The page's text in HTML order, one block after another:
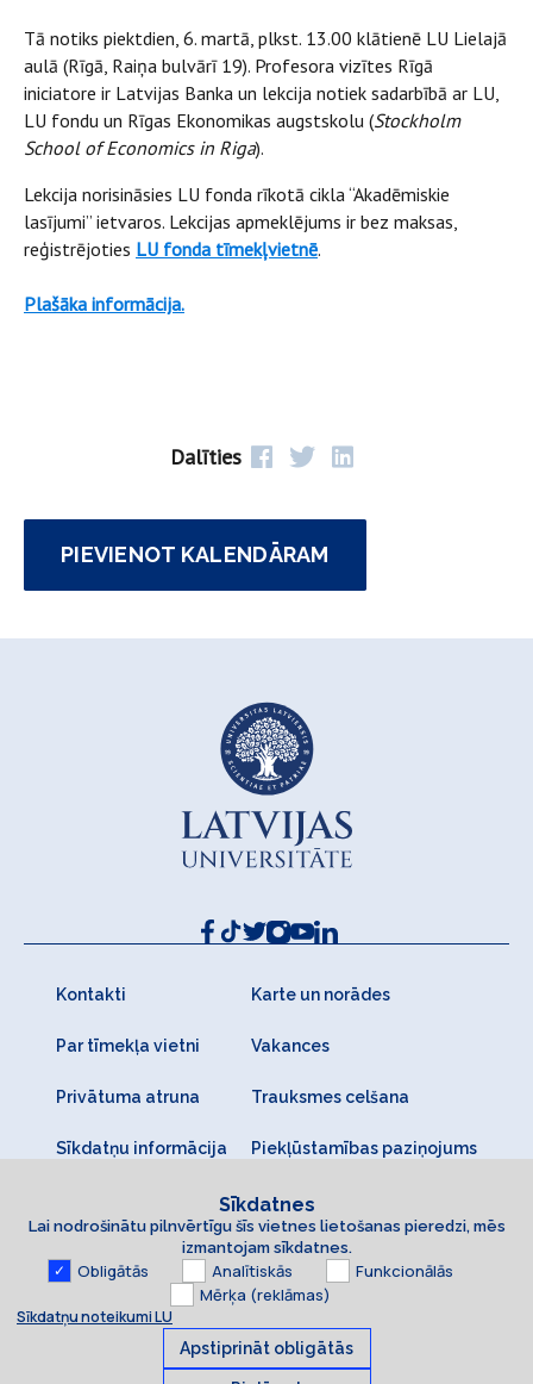
Tā notiks piektdien, 6. martā, plkst. 13.00 klātienē LU Lielajā
aulā (Rīgā, Raiņa bulvārī 19). Profesora vizītes Rīgā
iniciatore ir Latvijas Banka un lekcija notiek sadarbībā ar LU,
LU fondu un Rīgas Ekonomikas augstskolu (Stockholm
School of Economics in Riga).
Lekcija norisināsies LU fonda rīkotā cikla “Akadēmiskie
lasījumi” ietvaros. Lekcijas apmeklējums ir bez maksas,
reģistrējoties LU fonda tīmekļvietnē.
Plašāka informācija.
Dalīties
PIEVIENOT KALENDĀRAM
Kontakti Karte un norādes
Par tīmekļa vietni Vakances
Privātuma atruna Trauksmes celšana
Sīkdatņu informācija Piekļūstamības paziņojums
Sīkdatnes
Lai nodrošinātu pilnvērtīgu šīs vietnes lietošanas pieredzi, mēs
izmantojam sīkdatnes.
Obligātās Analītiskās
Funkcionālās
Mērķa (reklāmas)
Sīkdatņu noteikumi LU
Apstiprināt obligātās